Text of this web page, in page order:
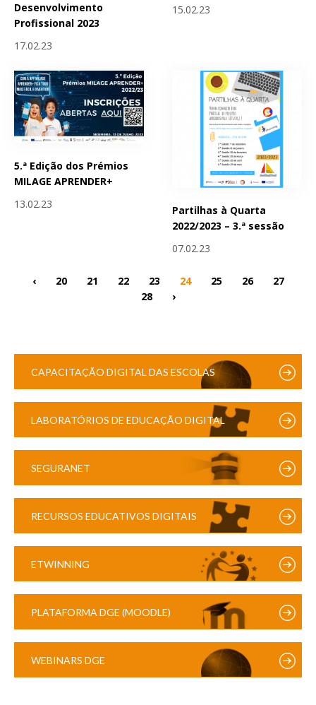
Desenvolvimento
Profissional 2023
17.02.23
15.02.23
5.ª Edição dos Prémios
MILAGE APRENDER+
13.02.23
Partilhas à Quarta
2022/2023 – 3.ª sessão
07.02.23
‹ 20 21 22 23 24 25 26
27
28
›
CAPACITAÇÃO DIGITAL DAS ESCOLAS
LABORATÓRIOS DE EDUCAÇÃO DIGITAL
SEGURANET
RECURSOS EDUCATIVOS DIGITAIS
ETWINNING
PLATAFORMA DGE (MOODLE)
WEBINARS DGE